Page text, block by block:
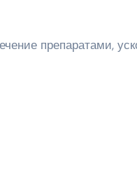
препаратами,